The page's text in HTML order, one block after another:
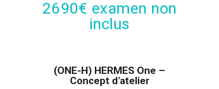
gestion.
2690€ examen non
inclus
(ONE-H) HERMES One –
Concept d’atelier